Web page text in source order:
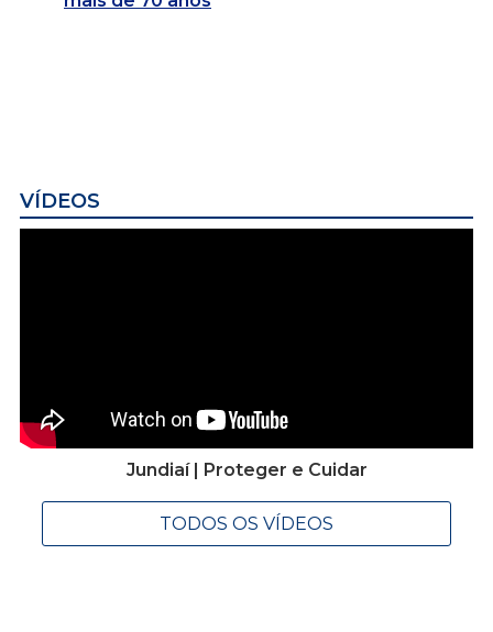
VÍDEOS
Jundiaí | Proteger e Cuidar
TODOS OS VÍDEOS